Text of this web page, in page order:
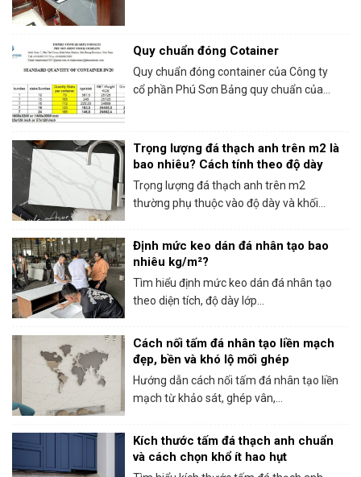
Quy chuẩn đóng Cotainer
Quy chuẩn đóng container của Công ty
cổ phần Phú Sơn Bảng quy chuẩn của...
Trọng lượng đá thạch anh trên m2 là
bao nhiêu? Cách tính theo độ dày
Trọng lượng đá thạch anh trên m2
thường phụ thuộc vào độ dày và khối...
Định mức keo dán đá nhân tạo bao
nhiêu kg/m²?
Tìm hiểu định mức keo dán đá nhân tạo
theo diện tích, độ dày lớp...
Cách nối tấm đá nhân tạo liền mạch
đẹp, bền và khó lộ mối ghép
Hướng dẫn cách nối tấm đá nhân tạo liền
mạch từ khảo sát, ghép vân,...
Kích thước tấm đá thạch anh chuẩn
và cách chọn khổ ít hao hụt